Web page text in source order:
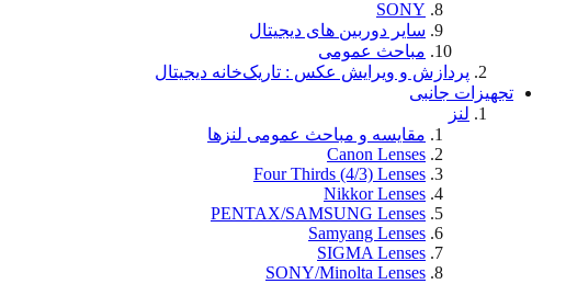
SONY
سایر دوربین های دیجیتال
مباحث عمومی
پردازش و ویرایش عکس : تاریک‌خانه دیجیتال
تجهيزات جانبی
لنز
مقایسه و مباحث عمومی لنزها
Canon Lenses
Four Thirds (4/3) Lenses
Nikkor Lenses
PENTAX/SAMSUNG Lenses
Samyang Lenses
SIGMA Lenses
SONY/Minolta Lenses